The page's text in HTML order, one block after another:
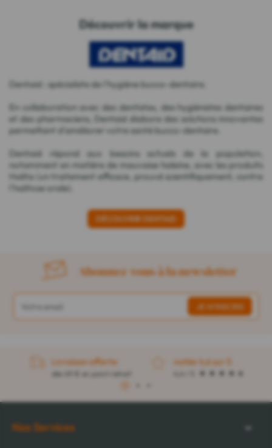
Découvrir la marque
Dentaid : spécialiste de l'hygiène bucco-dentaire.
En collaboration avec des dentistes, des hygiénistes dentaires
et des pharmaciens, Dentaid élabore des solutions innovantes
permettant d'améliorer votre santé bucco-dentaire.
Dentaid répond aux besoins actuels de la population,
notamment en matière de mauvaise haleine, avec les produits
Halita (un traitement efficace, prouvé scientifiquement, contre
l'halitose orale).
DÉCOUVRIR DENTAID
Abonnez-vous à la newsletter
Livraison offerte
dès 49 € en point retrait
notée 4,6 sur 5
Nos Services